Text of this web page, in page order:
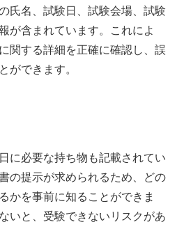
氏名、試験日、試験会場、試験
が含まれています。これによ
関する詳細を正確に確認し、誤
ができます。
に必要な持ち物も記載されてい
の提示が求められるため、どの
かを事前に知ることができま
いと、受験できないリスクがあ